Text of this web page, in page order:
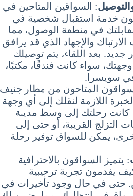
: السواقين المتاحين في
خدمة استقبال شخصية في
في منطقة الوصول، مما
والإجهاد الذي قد يرافق
بعد اللقاء، يتم توصيلك
سواء كانت فندقًا، مكتبًا،
سويسرا.
المتاحون من مطار جنيف
اللازمة لنقلك إلى أي وجهة
كانت رحلتك إلى وسط مدينة
التزلج القريبة، أو حتى إلى
يمكن للسواق توفير رحلة
: يتميز السواقون بالاحترافية
يقدمون تجربة ترحيبية
حتى في حال وجود تأخيرات في